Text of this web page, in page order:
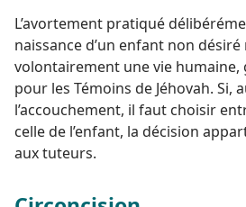
L’avortement pratiqué
naissance d’un enfant non
volontairement une vie humaine,
pour les Témoins de Jéhovah. Si,
l’accouchement, il faut choisir
celle de l’enfant, la décision
aux tuteurs.